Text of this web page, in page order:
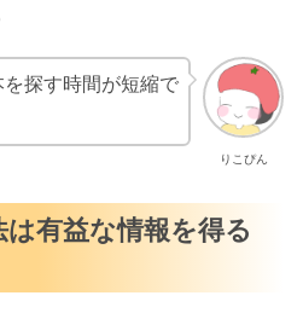
りこぴん
探す時間が短縮で
有益な情報を得る